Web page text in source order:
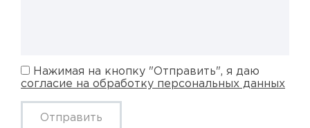
Нажимая на кнопку "Отправить", я даю
согласие на обработку персональных данных